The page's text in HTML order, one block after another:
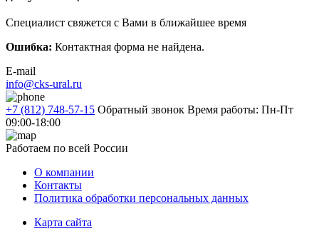
Специалист свяжется с Вами в ближайшее время
Ошибка: Контактная форма не найдена.
E-mail
info@cks-ural.ru
+7 (812) 748-57-15 Обратный звонок Время работы: Пн-Пт
09:00-18:00
Работаем по всей России
О компании
Контакты
Политика обработки персональных данных
Карта сайта